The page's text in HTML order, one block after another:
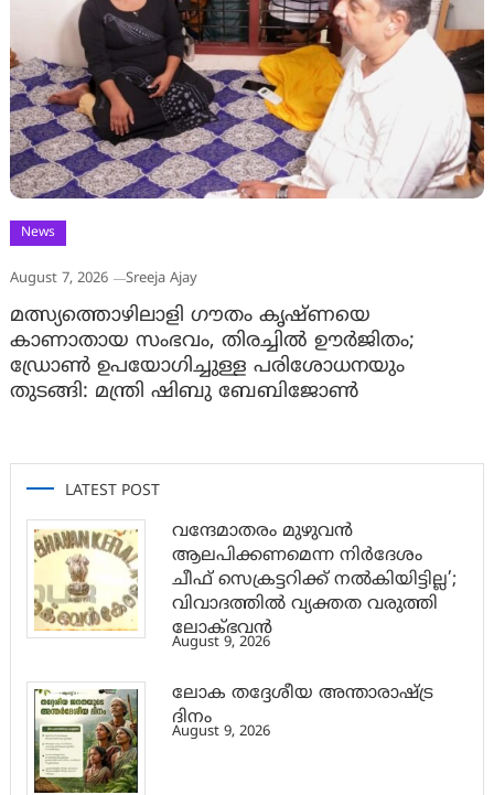
News
August 7, 2026 Sreeja Ajay
മത്സ്യത്തൊഴിലാളി ഗൗതം കൃഷ്ണയെ
കാണാതായ സംഭവം, തിരച്ചിൽ ഊർജിതം;
ഡ്രോണ്‍ ഉപയോഗിച്ചുള്ള പരിശോധനയും
തുടങ്ങി: മന്ത്രി ഷിബു ബേബിജോണ്‍
LATEST POST
വന്ദേമാതരം മുഴുവൻ
ആലപിക്കണമെന്ന നിർദേശം
ചീഫ് സെക്രട്ടറിക്ക് നൽകിയിട്ടില്ല’;
വിവാദത്തിൽ വ്യക്തത വരുത്തി
ലോക്ഭവൻ
August 9, 2026
ലോക തദ്ദേശീയ അന്താരാഷ്ട്ര
ദിനം
August 9, 2026